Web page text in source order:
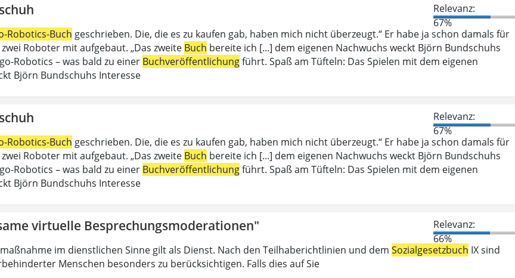
Relevanz:
67%
Robotics-Buch geschrieben. Die, die es zu kaufen gab, haben mich nicht überzeugt.“ Er habe ja schon damals für
Roboter mit aufgebaut. „Das zweite Buch bereite ich [...] dem eigenen Nachwuchs weckt Björn Bundschuhs
Robotics – was bald zu einer Buchveröffentlichungführt. Spaß am Tüfteln: Das Spielen mit dem eigenen
Björn Bundschuhs Interesse
Relevanz:
67%
Robotics-Buch geschrieben. Die, die es zu kaufen gab, haben mich nicht überzeugt.“ Er habe ja schon damals für
Roboter mit aufgebaut. „Das zweite Buch bereite ich [...] dem eigenen Nachwuchs weckt Björn Bundschuhs
Robotics – was bald zu einer Buchveröffentlichungführt. Spaß am Tüfteln: Das Spielen mit dem eigenen
Björn Bundschuhs Interesse
virtuelle Besprechungsmoderationen"
Relevanz:
66%
im dienstlichen Sinne gilt als Dienst. Nach den Teilhaberichtlinien und dem Sozialgesetzbuch IX sind
Menschen besonders zu berücksichtigen. Falls dies auf Sie